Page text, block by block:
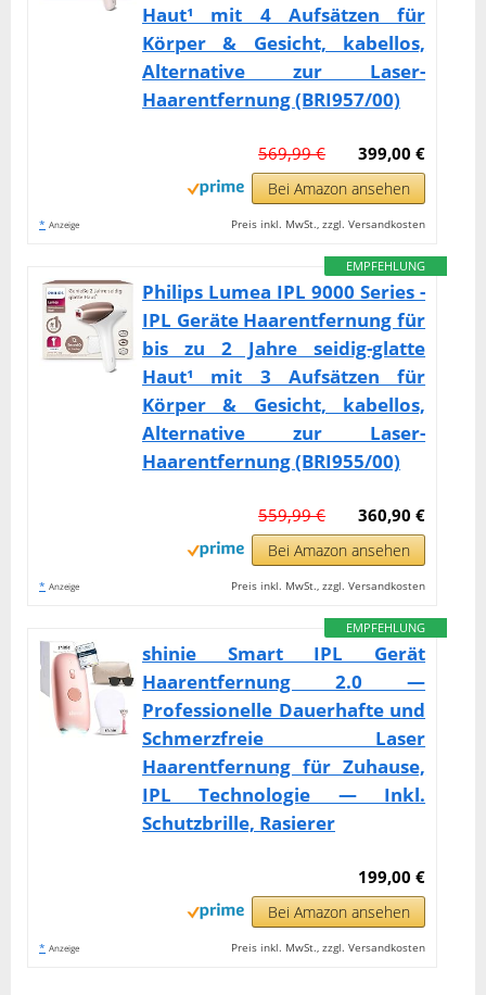
Haut¹ mit 4 Aufsätzen für
Körper & Gesicht, kabellos,
Alternative zur Laser-
Haarentfernung (BRI957/00)
399,00 €
569,99 €
Bei Amazon ansehen
* Anzeige Preis inkl. MwSt., zzgl. Versandkosten
EMPFEHLUNG
Philips Lumea IPL 9000 Series -
IPL Geräte Haarentfernung für
bis zu 2 Jahre seidig-glatte
Haut¹ mit 3 Aufsätzen für
Körper & Gesicht, kabellos,
Alternative zur Laser-
Haarentfernung (BRI955/00)
360,90 €
559,99 €
Bei Amazon ansehen
* Anzeige Preis inkl. MwSt., zzgl. Versandkosten
EMPFEHLUNG
shinie Smart IPL Gerät
Haarentfernung 2.0 —
Professionelle Dauerhafte und
Schmerzfreie Laser
Haarentfernung für Zuhause,
IPL Technologie — Inkl.
Schutzbrille, Rasierer
199,00 €
Bei Amazon ansehen
* Anzeige Preis inkl. MwSt., zzgl. Versandkosten